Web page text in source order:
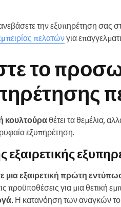
την εξυπηρέτηση σας
πελατώνγια
το
κουλτούραθέτει τα θεμέλια,
εξυπηρέτηση.
εξαιρετικής
μια εξαιρετική πρώτη
προϋποθέσεις για μια θετική
Η κατανόηση των αναγκών του